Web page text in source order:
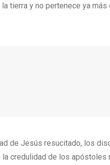
tierra y no pertenece ya más
de Jesús resucitado, los
credulidad de los apóstoles